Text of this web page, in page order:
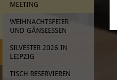
MEETING
WEIHNACHTSFEIER
UND GÄNSEESSEN
SILVESTER 2026 IN
LEIPZIG
TISCH RESERVIEREN